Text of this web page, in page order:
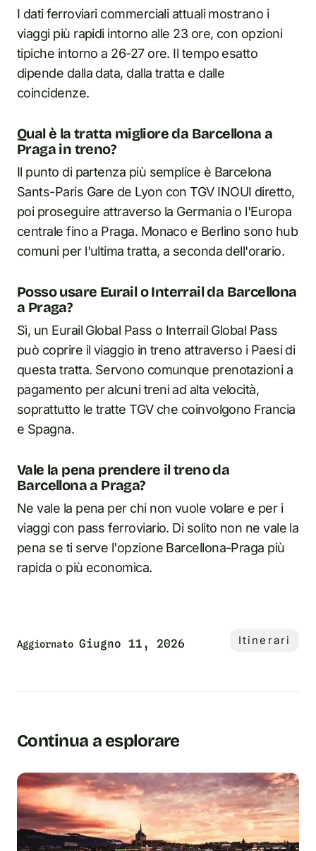
I dati ferroviari commerciali attuali mostrano i
viaggi più rapidi intorno alle 23 ore, con opzioni
tipiche intorno a 26-27 ore. Il tempo esatto
dipende dalla data, dalla tratta e dalle
coincidenze.
Qual è la tratta migliore da Barcellona a
Praga in treno?
Il punto di partenza più semplice è Barcelona
Sants-Paris Gare de Lyon con TGV INOUI diretto,
poi proseguire attraverso la Germania o l'Europa
centrale fino a Praga. Monaco e Berlino sono hub
comuni per l'ultima tratta, a seconda dell'orario.
Posso usare Eurail o Interrail da Barcellona
a Praga?
Sì, un Eurail Global Pass o Interrail Global Pass
può coprire il viaggio in treno attraverso i Paesi di
questa tratta. Servono comunque prenotazioni a
pagamento per alcuni treni ad alta velocità,
soprattutto le tratte TGV che coinvolgono Francia
e Spagna.
Vale la pena prendere il treno da
Barcellona a Praga?
Ne vale la pena per chi non vuole volare e per i
viaggi con pass ferroviario. Di solito non ne vale la
pena se ti serve l'opzione Barcellona-Praga più
rapida o più economica.
Aggiornato Giugno 11, 2026 Itinerari
Continua a esplorare